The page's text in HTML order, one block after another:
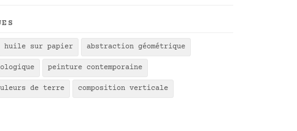
huile sur papier abstraction géométrique
peinture contemporaine
de terre composition verticale